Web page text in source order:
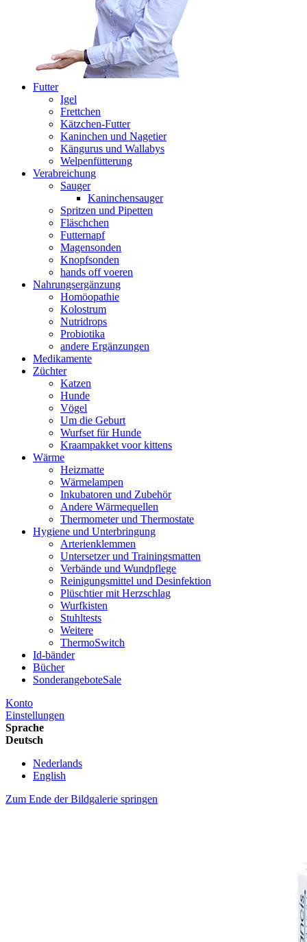
Futter
Igel
Frettchen
Kätzchen-Futter
Kaninchen und Nagetier
Kängurus und Wallabys
Welpenfütterung
Verabreichung
Sauger
Kaninchensauger
Spritzen und Pipetten
Fläschchen
Futternapf
Magensonden
Knopfsonden
hands off voeren
Nahrungsergänzung
Homöopathie
Kolostrum
Nutridrops
Probiotika
andere Ergänzungen
Medikamente
Züchter
Katzen
Hunde
Vögel
Um die Geburt
Wurfset für Hunde
Kraampakket voor kittens
Wärme
Heizmatte
Wärmelampen
Inkubatoren und Zubehör
Andere Wärmequellen
Thermometer und Thermostate
Hygiene und Unterbringung
Arterienklemmen
Untersetzer und Trainingsmatten
Verbände und Wundpflege
Reinigungsmittel und Desinfektion
Plüschtier mit Herzschlag
Wurfkisten
Stuhltests
Weitere
ThermoSwitch
Id-bänder
Bücher
SonderangeboteSale
Konto
Einstellungen
Sprache
Deutsch
Nederlands
English
Zum Ende der Bildgalerie springen